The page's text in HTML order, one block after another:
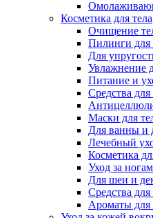
Косметика для тела
Очищение
Пилинги для
Для
Увлажнение
Питание и
Средства
Маски для
Для ванны и
Лечебный
Косметика
Уход за
Для шеи и
Средства
Ароматы для